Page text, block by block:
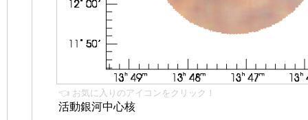
👈 お気に入りのアイコンをクリック！
活動銀河中心核